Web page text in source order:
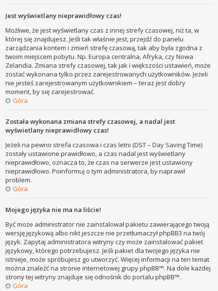
Jest wyświetlany nieprawidłowy czas!
Możliwe, że jest wyświetlany czas z innej strefy czasowej, niż ta, w
której się znajdujesz. Jeśli tak właśnie jest, przejdź do panelu
zarządzania kontem i zmień strefę czasową, tak aby była zgodna z
twoim miejscem pobytu. Np. Europa centralna, Afryka, czy Nowa
Zelandia. Zmiana strefy czasowej, tak jak i większości ustawień, może
zostać wykonana tylko przez zarejestrowanych użytkowników. Jeżeli
nie jesteś zarejestrowanym użytkownikiem – teraz jest dobry
moment, by się zarejestrować.
Góra
Została wykonana zmiana strefy czasowej, a nadal jest
wyświetlany nieprawidłowy czas!
Jeżeli na pewno strefa czasowa i czas letni (DST – Day Saving Time)
zostały ustawione prawidłowo, a czas nadal jest wyświetlany
nieprawidłowo, oznacza to, że czas na serwerze jest ustawiony
nieprawidłowo. Poinformuj o tym administratora, by naprawił
problem.
Góra
Mojego języka nie ma na liście!
Być może administrator nie zainstalował pakietu zawierającego twoją
wersję językową albo nikt jeszcze nie przetłumaczył phpBB3 na twój
język. Zapytaj administratora witryny czy może zainstalować pakiet
językowy, którego potrzebujesz. Jeśli pakiet dla twojego języka nie
istnieje, może spróbujesz go utworzyć. Więcej informacji na ten temat
można znaleźć na stronie internetowej grupy phpBB™. Na dole każdej
strony tej witryny znajduje się odnośnik do portalu phpBB™.
Góra